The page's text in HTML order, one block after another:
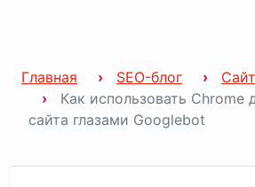
Главная SEO-блог
Как использовать Chrome
сайта глазами Googlebot